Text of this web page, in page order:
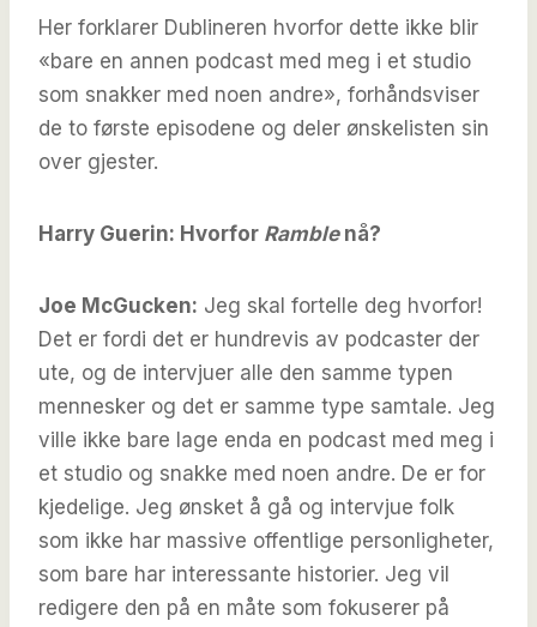
Her forklarer Dublineren hvorfor dette ikke blir
«bare en annen podcast med meg i et studio
som snakker med noen andre», forhåndsviser
de to første episodene og deler ønskelisten sin
over gjester.
Harry Guerin: Hvorfor Ramblenå?
Joe McGucken: Jeg skal fortelle deg hvorfor!
Det er fordi det er hundrevis av podcaster der
ute, og de intervjuer alle den samme typen
mennesker og det er samme type samtale. Jeg
ville ikke bare lage enda en podcast med meg i
et studio og snakke med noen andre. De er for
kjedelige. Jeg ønsket å gå og intervjue folk
som ikke har massive offentlige personligheter,
som bare har interessante historier. Jeg vil
redigere den på en måte som fokuserer på